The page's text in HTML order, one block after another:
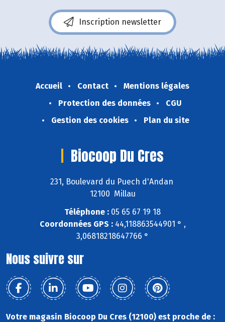
Inscription newsletter
Accueil Contact
Mentions légales
Protection des données
CGU
Gestion des cookies
Plan du site
Biocoop Du Cres
231, Boulevard du Puech d'Andan
12100 Millau
Téléphone : 05 65 67 19 18
Coordonnées GPS :44,118863544901 ° ,
3,06818218647766 °
Nous suivre sur
Votre magasin Biocoop Du Cres (12100) est proche de :